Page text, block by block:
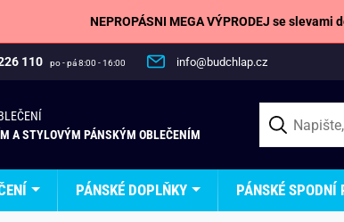
NEPROPÁSNI MEGA VÝPRODEJ se slevami
110 po - pá 8:00 - 16:00 info@budchlap.cz
A STYLOVÝM PÁNSKÝM OBLEČENÍM
PÁNSKÉ DOPLŇKY PÁNSKÉ SPODNÍ